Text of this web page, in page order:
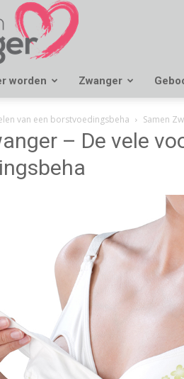
Samen
Zwanger
worden Zwanger
van een borstvoedingsbeha Samen
– De vele